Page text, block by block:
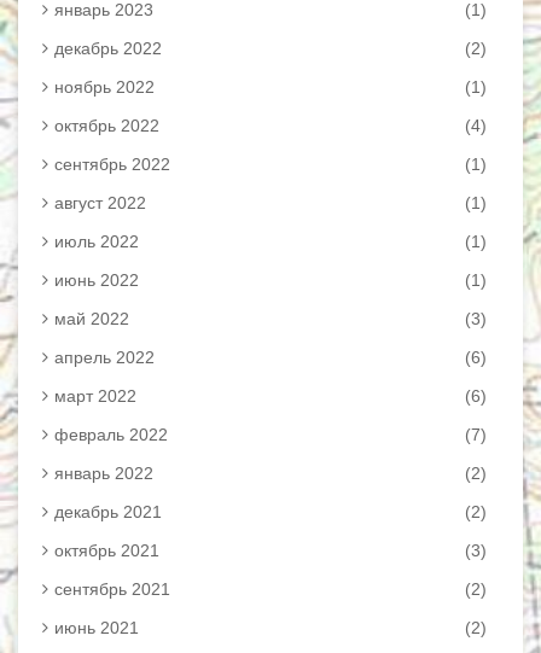
январь 2023
(1)
декабрь 2022
(2)
ноябрь 2022
(1)
октябрь 2022
(4)
сентябрь 2022
(1)
август 2022
(1)
июль 2022
(1)
июнь 2022
(1)
май 2022
(3)
апрель 2022
(6)
март 2022
(6)
февраль 2022
(7)
январь 2022
(2)
декабрь 2021
(2)
октябрь 2021
(3)
сентябрь 2021
(2)
июнь 2021
(2)